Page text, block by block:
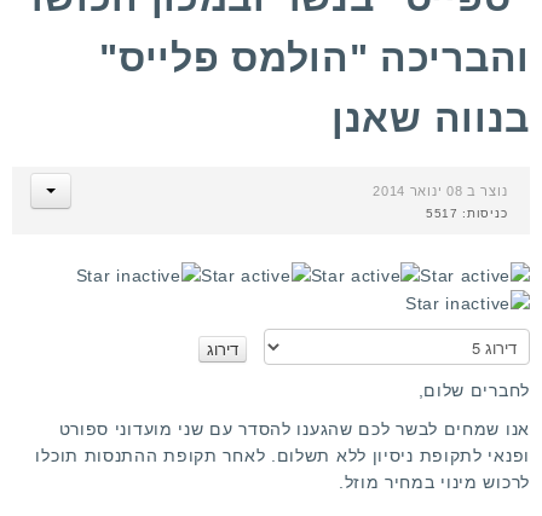
והבריכה "הולמס פלייס"
בנווה שאנן
נוצר ב 08 ינואר 2014
כניסות: 5517
ד
י
ר
ו
ג
ש
ת
מ
נ
א
ר
ג
ו
לחברים שלום,
אנו שמחים לבשר לכם שהגענו להסדר עם שני מועדוני ספורט
ופנאי לתקופת ניסיון ללא תשלום. לאחר תקופת ההתנסות תוכלו
לרכוש מינוי במחיר מוזל.